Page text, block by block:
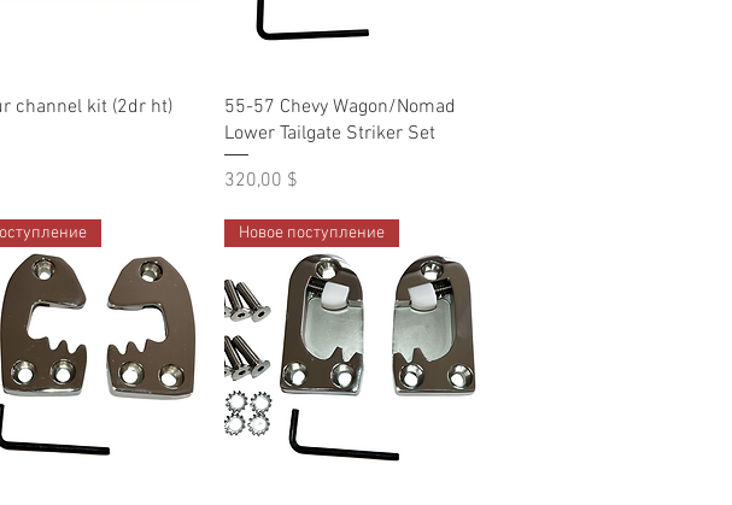
просмотр
channel kit (2dr ht)
Быстрый просмотр
55-57 Chevy Wagon/Nomad
Lower Tailgate Striker Set
Цена
320,00 $
Новое поступление